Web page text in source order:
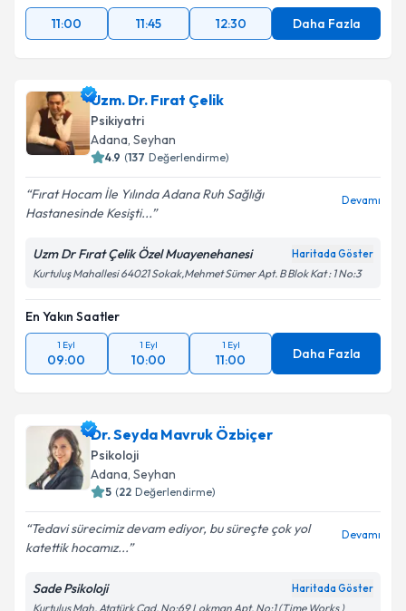
11:00
11:45 12:30 Daha Fazla
Uzm. Dr. Fırat Çelik
Psikiyatri
Adana, Seyhan
4.9 (137 Değerlendirme)
Fırat Hocam İle Yılında Adana Ruh Sağlığı
Hastanesinde Kesişti...
Devamı
Uzm Dr Fırat Çelik Özel Muayenehanesi Haritada Göster
Kurtuluş Mahallesi 64021 Sokak,Mehmet Sümer Apt. B Blok Kat : 1 No:3
En Yakın Saatler
1 Eyl
09:00
1 Eyl
10:00
1 Eyl
11:00 Daha Fazla
Dr. Seyda Mavruk Özbiçer
Psikoloji
Adana, Seyhan
5 (22 Değerlendirme)
Tedavi sürecimiz devam ediyor, bu süreçte çok yol
katettik hocamız...
Devamı
Sade Psikoloji Haritada Göster
Kurtuluş Mah. Atatürk Cad. No:69 Lokman Apt. No:1 (Time Works )